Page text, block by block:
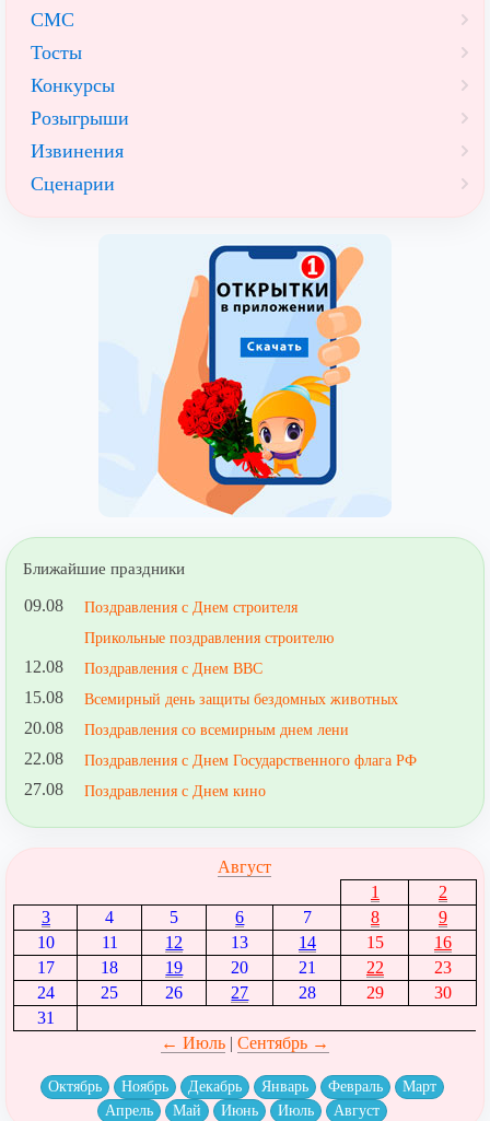
СМС
Тосты
Конкурсы
Розыгрыши
Извинения
Сценарии
Ближайшие праздники
09.08
Поздравления с Днем строителя
Прикольные поздравления строителю
12.08 Поздравления с Днем ВВС
15.08 Всемирный день защиты бездомных животных
20.08 Поздравления со всемирным днем лени
22.08 Поздравления с Днем Государственного флага РФ
27.08 Поздравления с Днем кино
Август
1
2
3
4 5 6 7 8
9
10
11 12 13 14 15
16
17
18 19 20 21 22
23
24
25 26 27 28 29
30
31
← Июль| Сентябрь →
Октябрь Ноябрь Декабрь Январь Февраль
Март
Апрель
Май Июнь Июль Август